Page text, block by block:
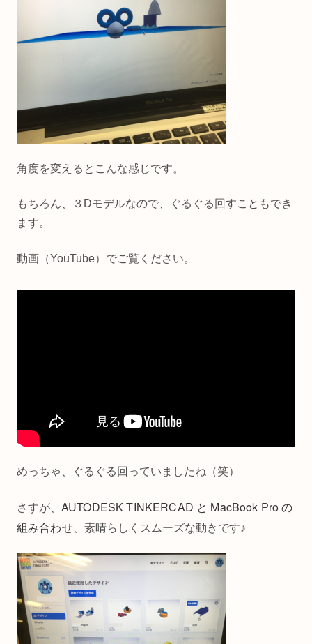
角度を変えるとこんな感じです。
もちろん、３Dモデルなので、ぐるぐる回すこともでき
ます。
動画（YouTube）でご覧ください。
めっちゃ、ぐるぐる回っていましたね（笑）
さすが、 AUTODESK TINKERCAD と MacBook Pro の
組み合わせ、素晴らしくスムーズな動きです♪